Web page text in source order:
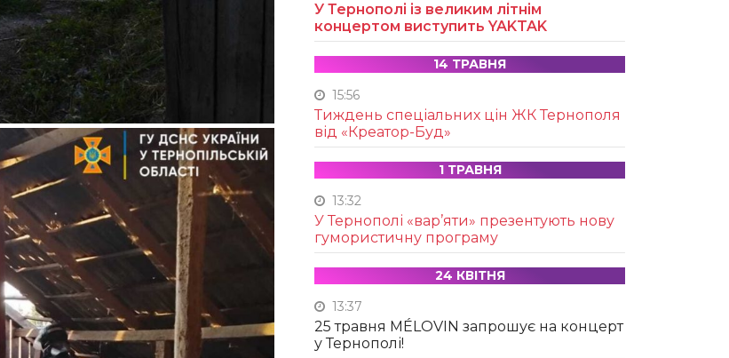
У Тернополі із великим літнім
концертом виступить YAKTAK
14 ТРАВНЯ
15:56
Тиждень спеціальних цін ЖК Тернополя
від «Креатор-Буд»
1 ТРАВНЯ
13:32
У Тернополі «вар’яти» презентують нову
гумористичну програму
24 КВІТНЯ
13:37
25 травня MÉLOVIN запрошує на концерт
у Тернополі!